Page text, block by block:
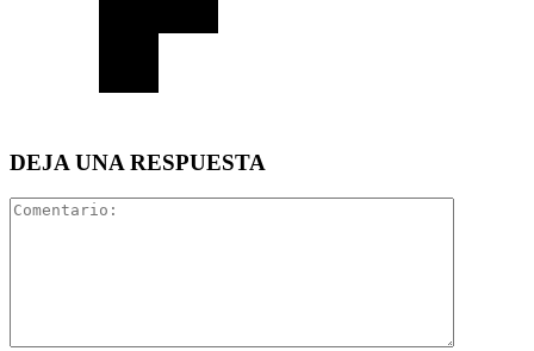
DEJA UNA RESPUESTA